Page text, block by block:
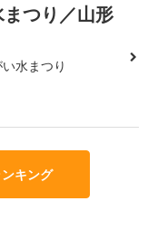
つり／山形
水まつり
キング